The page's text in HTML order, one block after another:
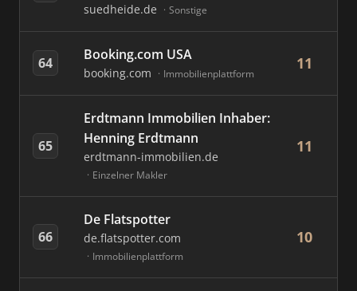
suedheide.de Sonstige
64 Booking.com USA
booking.com Immobilienplattform
11
65
Erdtmann Immobilien Inhaber:
Henning Erdtmann
erdtmann-immobilien.de
Einzelner Makler
11
66
De Flatspotter
de.flatspotter.com
Immobilienplattform
10